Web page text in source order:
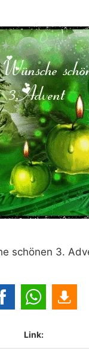
schönen 3.
Link: